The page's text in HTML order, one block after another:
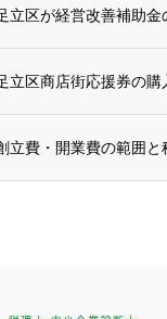
立区が経営改善補助
立区商店街応援券の
立費・開業費の範囲